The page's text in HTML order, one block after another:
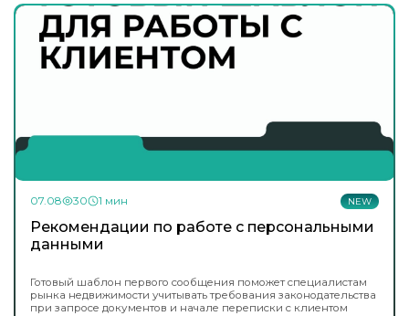
NEW
07.08 30 1 мин
Рекомендации по работе с персональными
данными
Готовый шаблон первого сообщения поможет специалистам
рынка недвижимости учитывать требования законодательства
при запросе документов и начале переписки с клиентом